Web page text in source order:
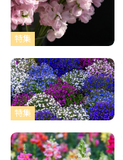
特集
特集